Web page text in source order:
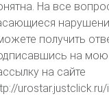
На все
получить
на
на сайте
urostar.justclick.ru/